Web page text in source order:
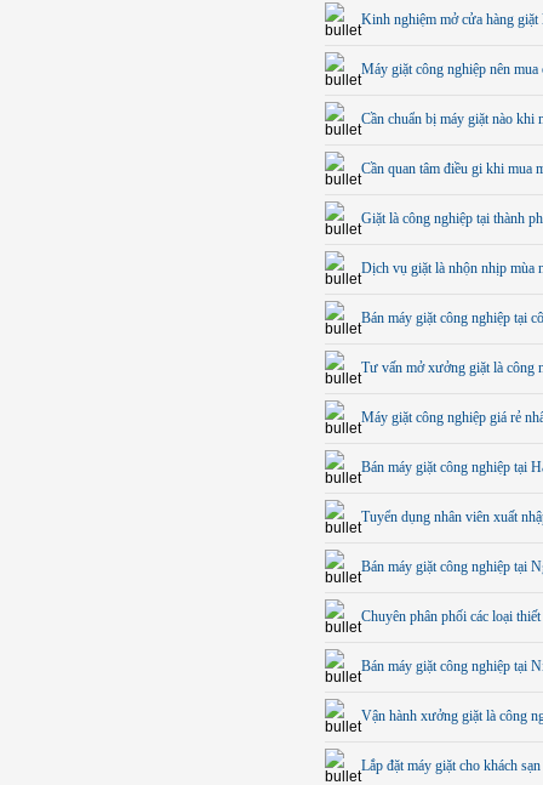
Kinh nghiệm mở cửa hàng giặt
Máy giặt công nghiệp nên mua
Cần chuẩn bị máy giặt nào khi
Cần quan tâm điều gi khi mua
Giặt là công nghiệp tại thành
Dịch vụ giặt là nhộn nhịp mùa
Bán máy giặt công nghiệp tại
Tư vấn mở xưởng giặt là công
Máy giặt công nghiệp giá rẻ
Bán máy giặt công nghiệp tại
Tuyển dụng nhân viên xuất
Bán máy giặt công nghiệp tại
Chuyên phân phối các loại
Bán máy giặt công nghiệp tại
Vận hành xưởng giặt là công
Lắp đặt máy giặt cho khách